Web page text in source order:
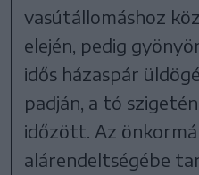
vasútállomáshoz
elején, pedig
idős házaspár
padján, a tó
időzött. Az
alárendeltségébe